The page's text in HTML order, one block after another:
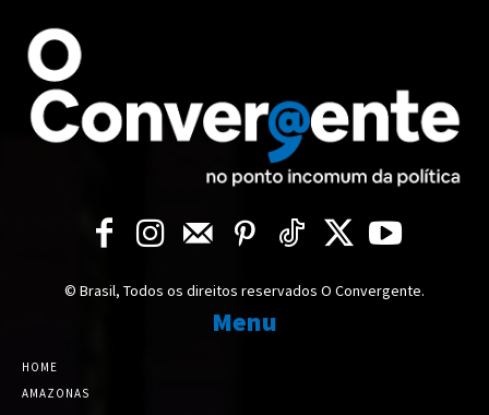
© Brasil, Todos os direitos reservados O Convergente.
Menu
HOME
AMAZONAS